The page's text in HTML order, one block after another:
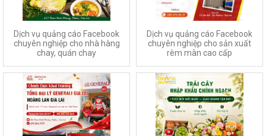
Dịch vụ quảng cáo Facebook
chuyên nghiệp cho nhà hàng
chay, quán chay
Dịch vụ quảng cáo Facebook
chuyên nghiệp cho sản xuất
rèm màn cao cấp